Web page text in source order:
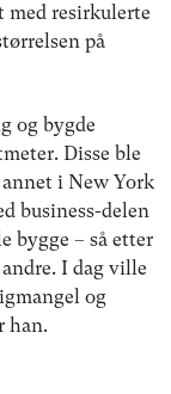
med resirkulerte
på
og bygde
Disse ble
i New York
business-delen
bygge – så etter
I dag ville
og
han.